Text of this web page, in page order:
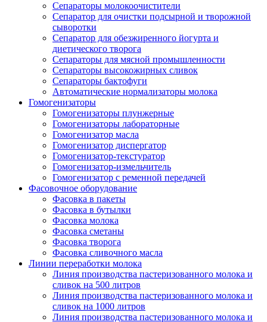
Сепараторы молокоочистители
Сепаратор для очистки подсырной и творожной
сыворотки
Сепаратор для обезжиренного йогурта и
диетического творога
Сепараторы для мясной промышленности
Сепараторы высокожирных сливок
Сепараторы бактофуги
Автоматические нормализаторы молока
Гомогенизаторы
Гомогенизаторы плунжерные
Гомогенизаторы лабораторные
Гомогенизатор масла
Гомогенизатор диспергатор
Гомогенизатор-текстуратор
Гомогенизатор-измельчитель
Гомогенизатор с ременной передачей
Фасовочное оборудование
Фасовка в пакеты
Фасовка в бутылки
Фасовка молока
Фасовка сметаны
Фасовка творога
Фасовка сливочного масла
Линии переработки молока
Линия производства пастеризованного молока и
сливок на 500 литров
Линия производства пастеризованного молока и
сливок на 1000 литров
Линия производства пастеризованного молока и